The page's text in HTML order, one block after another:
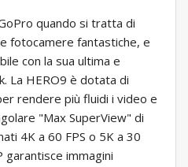
quando si tratta di
fotocamere fantastiche, e
con la sua ultima e
La HERO9 è dotata di
rendere più fluidi i video e
"Max SuperView" di
4K a 60 FPS o 5K a 30
garantisce immagini